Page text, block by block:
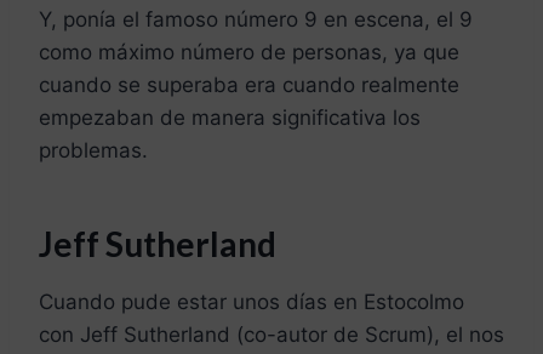
Y, ponía el famoso número 9 en escena, el 9
como máximo número de personas, ya que
cuando se superaba era cuando realmente
empezaban de manera significativa los
problemas.
Jeff Sutherland
Cuando pude estar unos días en Estocolmo
con Jeff Sutherland (co-autor de Scrum), el nos